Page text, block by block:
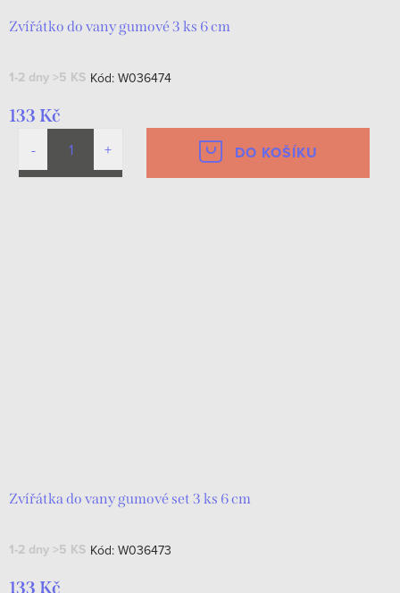
Zvířátko do vany gumové 3 ks 6 cm
1-2 dny >5 KS Kód: W036474
133 Kč
DO KOŠÍKU
Zvířátka do vany gumové set 3 ks 6 cm
1-2 dny >5 KS Kód: W036473
133 Kč